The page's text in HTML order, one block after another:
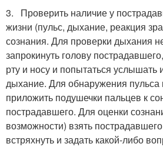
3.
Проверить наличие у
жизни (пульс, дыхание, реакция
сознания. Для проверки дыхания
запрокинуть голову
рту и носу и попытаться услышать
дыхание. Для обнаружения пульса
приложить подушечки пальцев к
пострадавшего. Для оценки
возможности) взять
встряхнуть и задать какой-либо